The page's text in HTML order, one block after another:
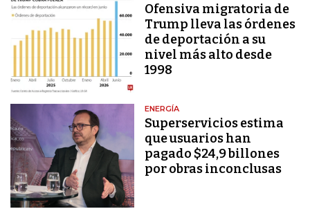
Ofensiva migratoria de
Trump lleva las órdenes
de deportación a su
nivel más alto desde
1998
ENERGÍA
Superservicios estima
que usuarios han
pagado $24,9 billones
por obras inconclusas